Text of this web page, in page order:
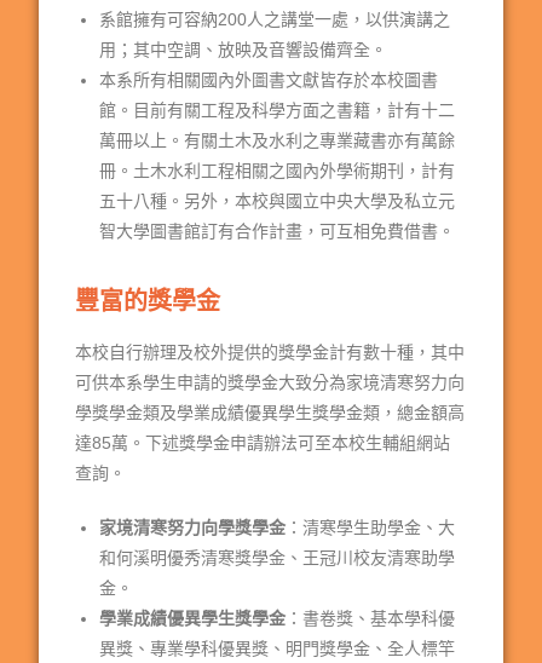
系館擁有可容納200人之講堂一處，以供演講之
用；其中空調、放映及音響設備齊全。
本系所有相關國內外圖書文獻皆存於本校圖書
館。目前有關工程及科學方面之書籍，計有十二
萬冊以上。有關土木及水利之專業藏書亦有萬餘
冊。土木水利工程相關之國內外學術期刊，計有
五十八種。另外，本校與國立中央大學及私立元
智大學圖書館訂有合作計畫，可互相免費借書。
豐富的獎學金
本校自行辦理及校外提供的獎學金計有數十種，其中
可供本系學生申請的獎學金大致分為家境清寒努力向
學獎學金類及學業成績優異學生獎學金類，總金額高
達85萬。下述獎學金申請辦法可至本校生輔組網站
查詢。
家境清寒努力向學獎學金 ：清寒學生助學金、大
和何溪明優秀清寒獎學金、王冠川校友清寒助學
金。
學業成績優異學生獎學金 ：書卷獎、基本學科優
異獎、專業學科優異獎、明門獎學金、全人標竿